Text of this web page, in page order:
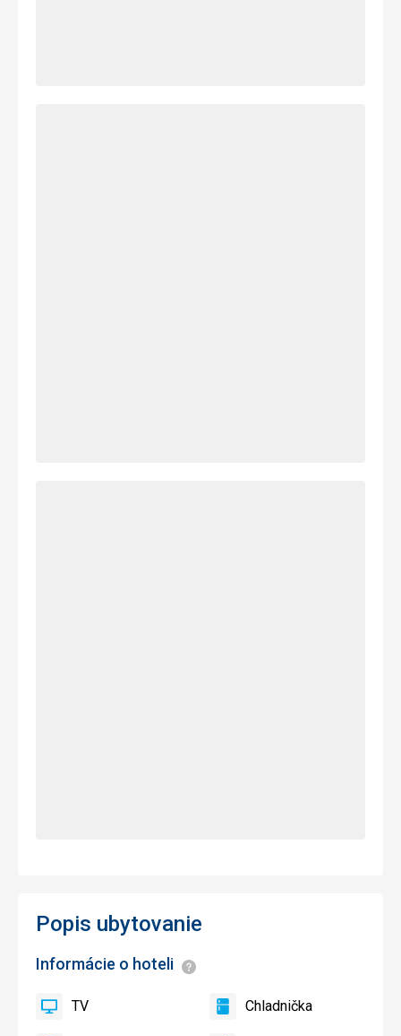
Popis ubytovanie
Informácie o hoteli Informácie
TV TV
áno Chladnička
Chladnička
áno